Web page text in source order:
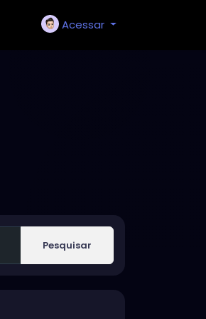
Acessar
Pesquisar